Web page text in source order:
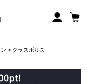
ン > クラスボルス